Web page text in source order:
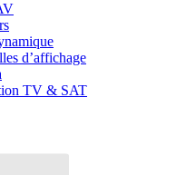
d’affichage
TV & SAT